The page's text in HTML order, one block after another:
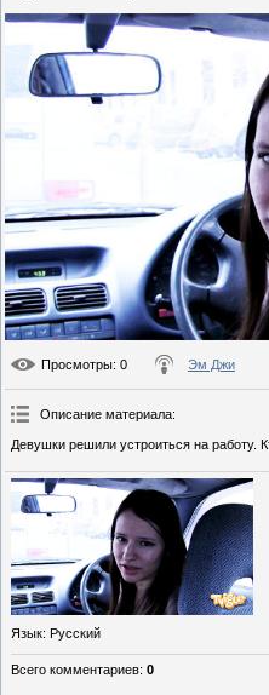
Просмотры: 0 Эм Джи
Описание материала:
Девушки решили устроиться на работу.
Язык: Русский
Всего комментариев: 0